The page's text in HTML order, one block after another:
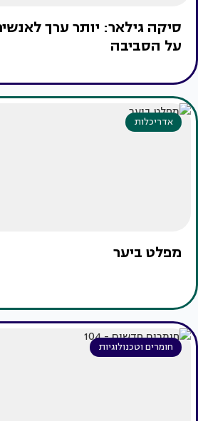
סיקה גילאר: יותר ערך
על הסביבה
אדריכלות
מפלט ביער
חומרים וטכנולוגיות